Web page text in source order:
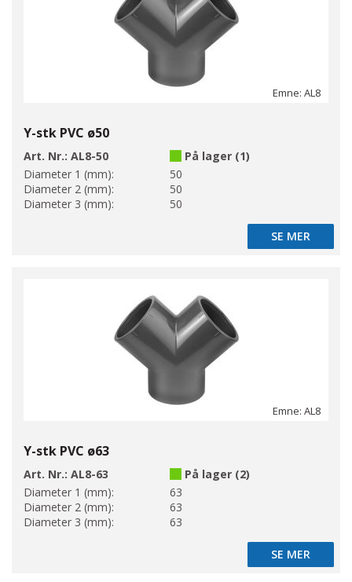
Emne: AL8
Y-stk PVC ø50
Art. Nr.: AL8-50
På lager (1)
Diameter 1 (mm):
50
Diameter 2 (mm):
50
Diameter 3 (mm):
50
SE MER
SE MER
Emne: AL8
Y-stk PVC ø63
Art. Nr.: AL8-63
På lager (2)
Diameter 1 (mm):
63
Diameter 2 (mm):
63
Diameter 3 (mm):
63
SE MER
SE MER